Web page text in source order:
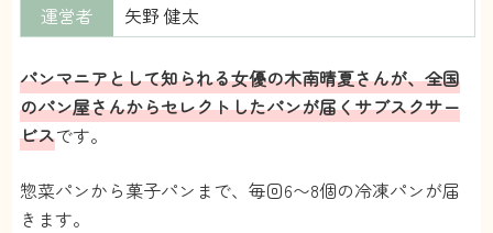
運営者
矢野 健太
パンマニアとして知られる女優の木南晴夏さんが、全国
のパン屋さんからセレクトしたパンが届くサブスクサー
ビスです。
惣菜パンから菓子パンまで、毎回6〜8個の冷凍パンが届
きます。